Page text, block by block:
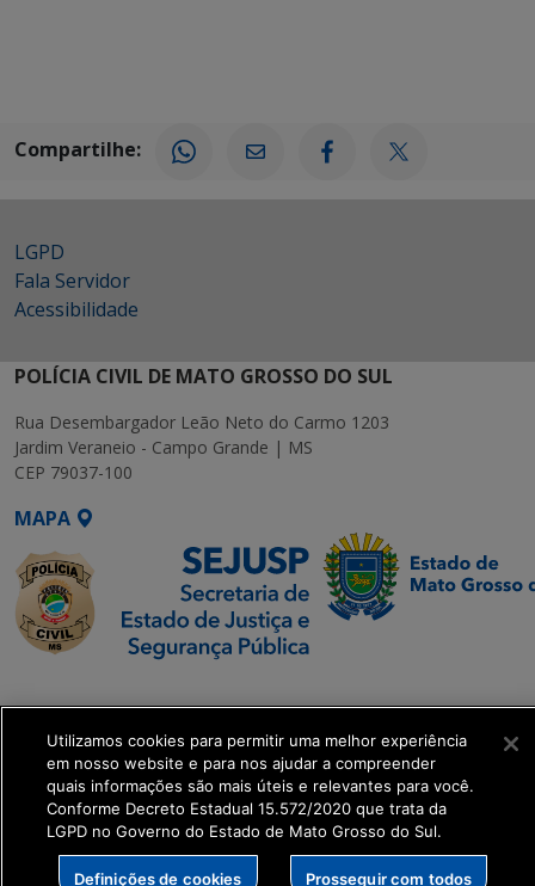
Compartilhe:
LGPD
Fala Servidor
Acessibilidade
POLÍCIA CIVIL DE MATO GROSSO DO SUL
Rua Desembargador Leão Neto do Carmo 1203
Jardim Veraneio - Campo Grande | MS
CEP 79037-100
MAPA
Transformação Digital
get_footer();
Utilizamos cookies para permitir uma melhor experiência
em nosso website e para nos ajudar a compreender
quais informações são mais úteis e relevantes para você.
Conforme Decreto Estadual 15.572/2020 que trata da
LGPD no Governo do Estado de Mato Grosso do Sul.
Definições de cookies Prosseguir com todos